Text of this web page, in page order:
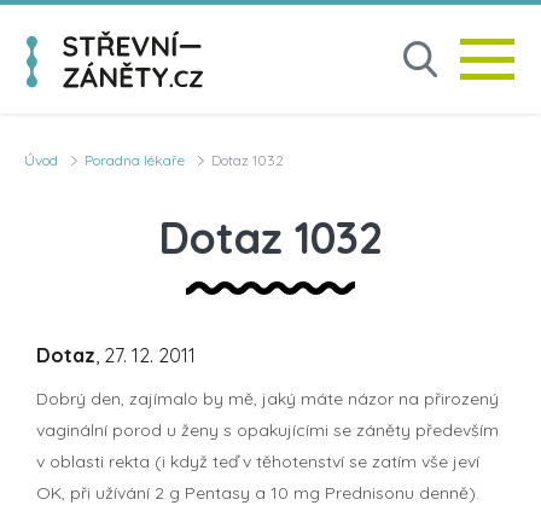
Úvod Poradna lékaře Dotaz 1032
Dotaz 1032
Dotaz, 27. 12. 2011
Dobrý den, zajímalo by mě, jaký máte názor na přirozený
vaginální porod u ženy s opakujícími se záněty především
v oblasti rekta (i když teď v těhotenství se zatím vše jeví
OK, při užívání 2 g Pentasy a 10 mg Prednisonu denně).